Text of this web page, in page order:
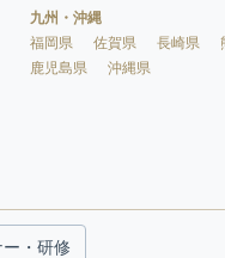
九州・沖縄
福岡県
佐賀県 長崎県
鹿児島県
沖縄県
ー・研修